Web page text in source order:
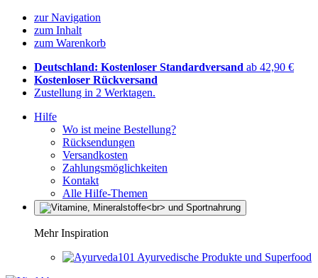
zur Navigation
zum Inhalt
zum Warenkorb
Deutschland: Kostenloser Standardversand ab 42,90 €
Kostenloser Rückversand
Zustellung in 2 Werktagen.
Hilfe
Wo ist meine Bestellung?
Rücksendungen
Versandkosten
Zahlungsmöglichkeiten
Kontakt
Alle Hilfe-Themen
Mehr Inspiration
Ayurvedische Produkte und Superfood